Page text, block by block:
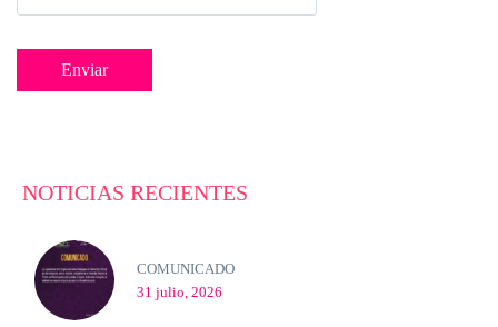
NOTICIAS RECIENTES
COMUNICADO
31 julio, 2026